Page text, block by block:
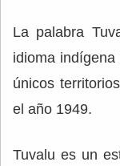
La palabra
idioma
únicos
el año 1949.
Tuvalu es un